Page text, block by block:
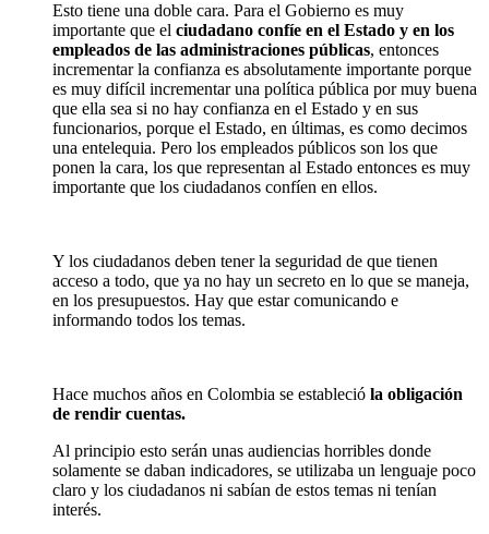
Esto tiene una doble cara. Para el Gobierno es muy
importante que el ciudadano confíe en el Estado y en los
empleados de las administraciones públicas, entonces
incrementar la confianza es absolutamente importante porque
es muy difícil incrementar una política pública por muy buena
que ella sea si no hay confianza en el Estado y en sus
funcionarios, porque el Estado, en últimas, es como decimos
una entelequia. Pero los empleados públicos son los que
ponen la cara, los que representan al Estado entonces es muy
importante que los ciudadanos confíen en ellos.
Y los ciudadanos deben tener la seguridad de que tienen
acceso a todo, que ya no hay un secreto en lo que se maneja,
en los presupuestos. Hay que estar comunicando e
informando todos los temas.
Hace muchos años en Colombia se estableció la obligación
de rendir cuentas.
Al principio esto serán unas audiencias horribles donde
solamente se daban indicadores, se utilizaba un lenguaje poco
claro y los ciudadanos ni sabían de estos temas ni tenían
interés.